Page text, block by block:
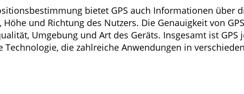
bietet GPS auch Informationen über
Höhe und Richtung des Nutzers. Die Genauigkeit von
Umgebung und Art des Geräts. Insgesamt ist GPS
Technologie, die zahlreiche Anwendungen in